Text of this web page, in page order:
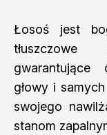
Łosoś jest
gwarantujące
głowy i
swojego
stanom